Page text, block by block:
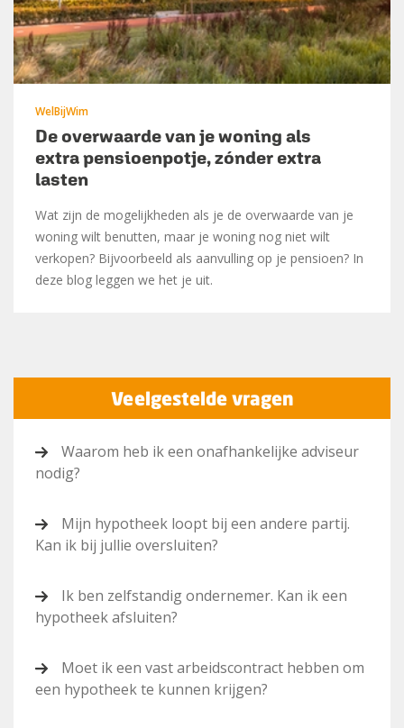
WelBijWim
De overwaarde van je woning als
extra pensioenpotje, zónder extra
lasten
Wat zijn de mogelijkheden als je de overwaarde van je
woning wilt benutten, maar je woning nog niet wilt
verkopen? Bijvoorbeeld als aanvulling op je pensioen? In
deze blog leggen we het je uit.
Veelgestelde vragen
Waarom heb ik een onafhankelijke adviseur
nodig?
Mijn hypotheek loopt bij een andere partij.
Kan ik bij jullie oversluiten?
Ik ben zelfstandig ondernemer. Kan ik een
hypotheek afsluiten?
Moet ik een vast arbeidscontract hebben om
een hypotheek te kunnen krijgen?